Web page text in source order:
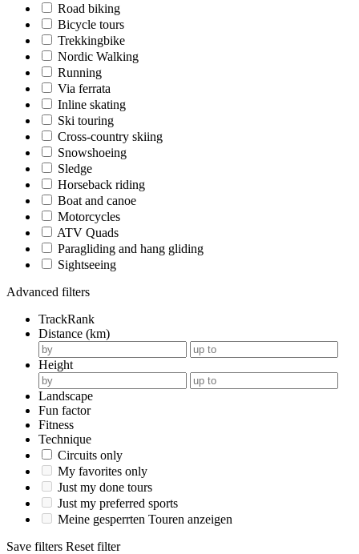
Road biking
Bicycle tours
Trekkingbike
Nordic Walking
Running
Via ferrata
Inline skating
Ski touring
Cross-country skiing
Snowshoeing
Sledge
Horseback riding
Boat and canoe
Motorcycles
ATV Quads
Paragliding and hang gliding
Sightseeing
Advanced filters
TrackRank
Distance (km)
Height
Landscape
Fun factor
Fitness
Technique
Circuits only
My favorites only
Just my done tours
Just my preferred sports
Meine gesperrten Touren anzeigen
Save filters Reset filter